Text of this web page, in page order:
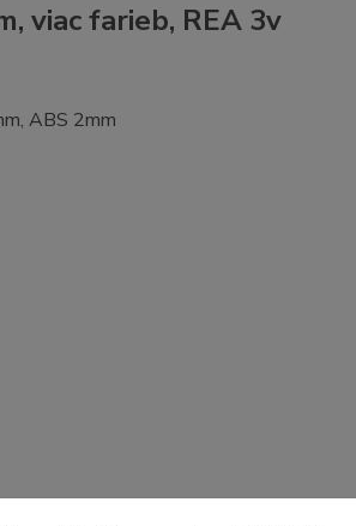
viac farieb, REA 3v
ABS 2mm